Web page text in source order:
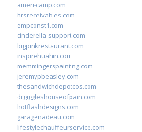
ameri-camp.com
hrsreceivables.com
empconst1.com
cinderella-support.com
bigpinkrestaurant.com
inspirehuahin.com
memmingerspainting.com
jeremypbeasley.com
thesandwichdepotcos.com
drgiggleshouseofpain.com
hotflashdesigns.com
garagenadeau.com
lifestylechauffeurservice.com